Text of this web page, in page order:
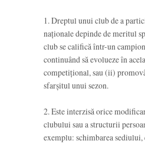
1. Dreptul unui club de a
naţionale depinde de meritul
club se califică într-un
continuând să evolueze în
competiţional, sau (ii)
sfarşitul unui sezon.
2. Este interzisă orice
clubului sau a structurii
exemplu: schimbarea